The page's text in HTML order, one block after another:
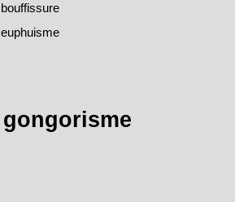
bouffissure
euphuisme
gongorisme